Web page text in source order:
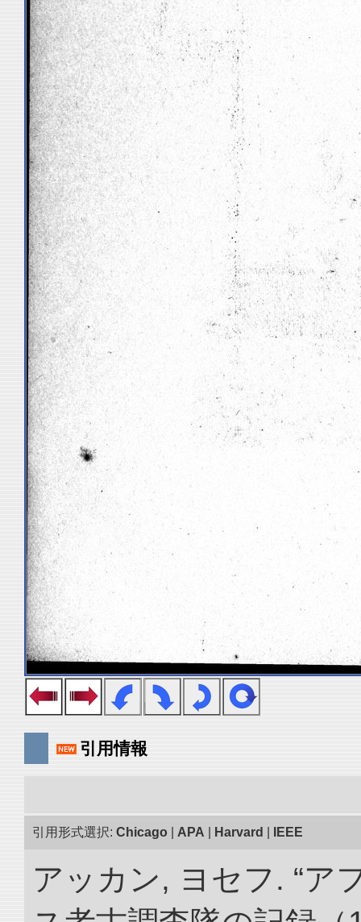
引用情報
引用形式選択: Chicago APA Harvard IEEE
アッカン, ヨセフ. “ア